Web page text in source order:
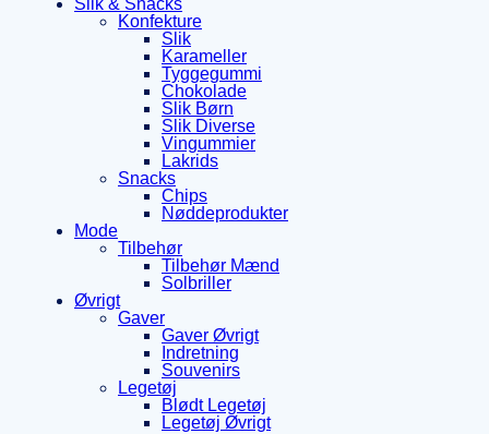
Slik & Snacks
Konfekture
Slik
Karameller
Tyggegummi
Chokolade
Slik Børn
Slik Diverse
Vingummier
Lakrids
Snacks
Chips
Nøddeprodukter
Mode
Tilbehør
Tilbehør Mænd
Solbriller
Øvrigt
Gaver
Gaver Øvrigt
Indretning
Souvenirs
Legetøj
Blødt Legetøj
Legetøj Øvrigt